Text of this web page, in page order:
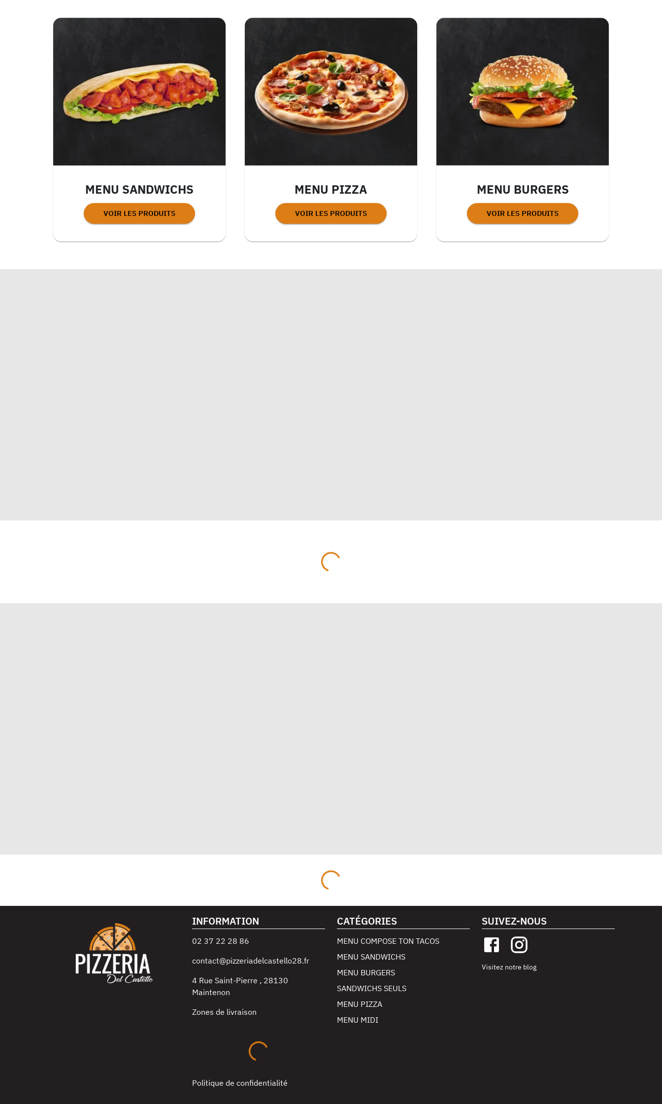
MENU SANDWICHS
VOIR LES PRODUITS
MENU PIZZA
VOIR LES PRODUITS
MENU BURGERS
VOIR LES PRODUITS
INFORMATION
02 37 22 28 86
contact@pizzeriadelcastello28.fr
4 Rue Saint-Pierre , 28130
Maintenon
Zones de livraison
Politique de confidentialité
CATÉGORIES
MENU COMPOSE TON TACOS
MENU SANDWICHS
MENU BURGERS
SANDWICHS SEULS
MENU PIZZA
MENU MIDI
SUIVEZ-NOUS
Visitez notre blog